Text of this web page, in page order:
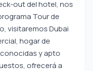
out del hotel, nos
Tour de
visitaremos Dubai
hogar de
y apto
ofrecerá a